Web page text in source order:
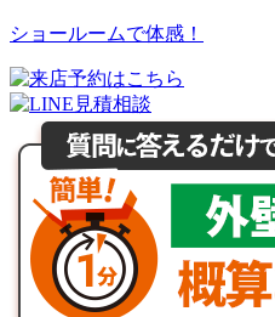
ショールームで体感！